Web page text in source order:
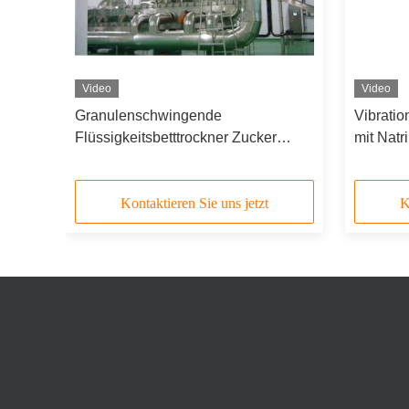
Video
Granulenschwingende
Flüssigkeitsbetttrockner Zucker
Lebensmittelindustrie
Kontaktieren Sie uns jetzt
Video
mit